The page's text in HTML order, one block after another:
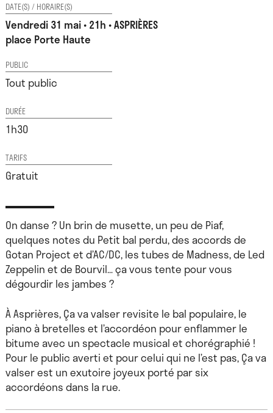
DATE(S) / HORAIRE(S)
Vendredi 31 mai • 21h • ASPRIÈRES
place Porte Haute
PUBLIC
Tout public
DURÉE
1h30
TARIFS
Gratuit
On danse ? Un brin de musette, un peu de Piaf,
quelques notes du Petit bal perdu, des accords de
Gotan Project et d’AC/DC, les tubes de Madness, de Led
Zeppelin et de Bourvil… ça vous tente pour vous
dégourdir les jambes ?
À Asprières, Ça va valser revisite le bal populaire, le
piano à bretelles et l’accordéon pour enflammer le
bitume avec un spectacle musical et chorégraphié !
Pour le public averti et pour celui qui ne l’est pas, Ça va
valser est un exutoire joyeux porté par six
accordéons dans la rue.